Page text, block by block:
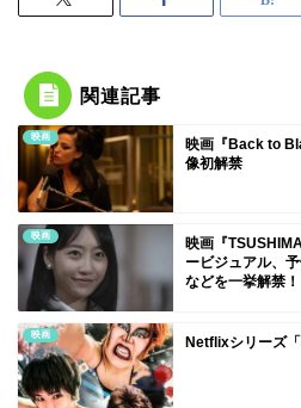
関連記事
映画
映画『Back to
像初解禁
映画
映画『
ービジュアル、
などを一挙解禁！
映画 Netflixシリーズ「